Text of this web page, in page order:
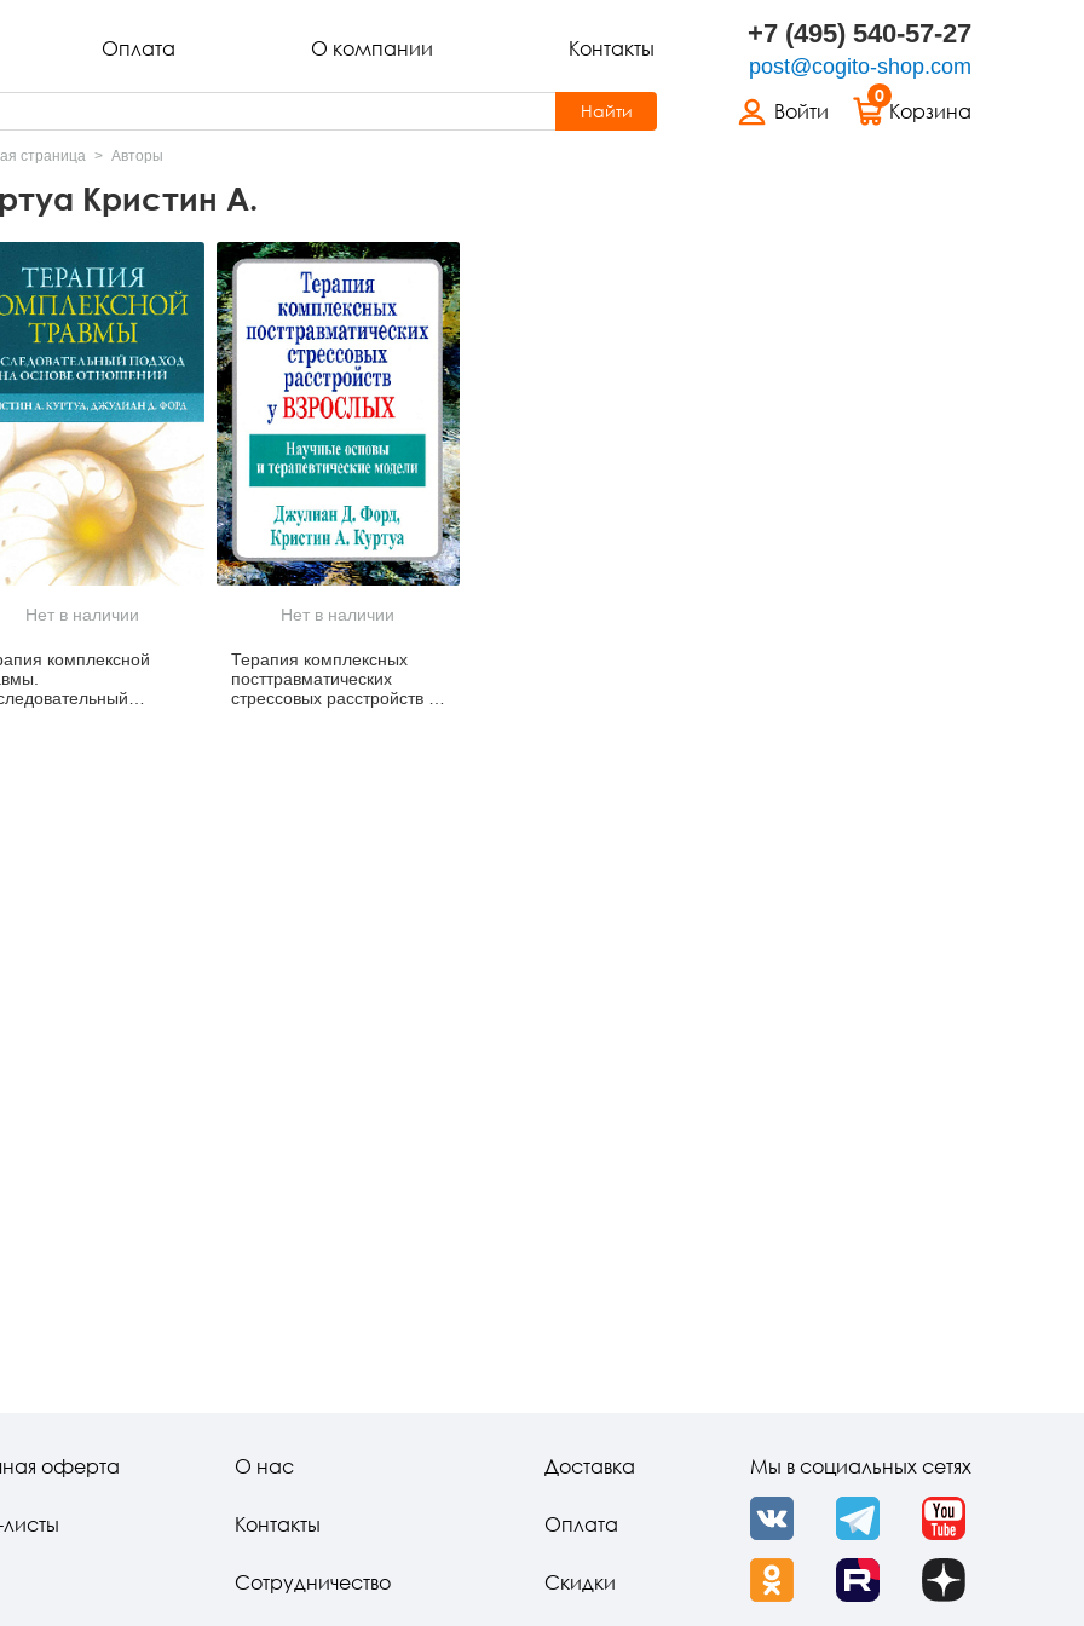
Оплата О компании Контакты +7 (495) 540-57-27
post@cogito-shop.com
Войти
0
Корзина
Найти
страница Авторы
Кристин А.
Нет в наличии
комплексной
Нет в наличии
Терапия комплексных
посттравматических
стрессовых расстройств у
оферта О нас
Контакты
Сотрудничество
Доставка
Оплата
Скидки
Мы в социальных сетях
VK Telegram YouTube
OK Rutube Dzen